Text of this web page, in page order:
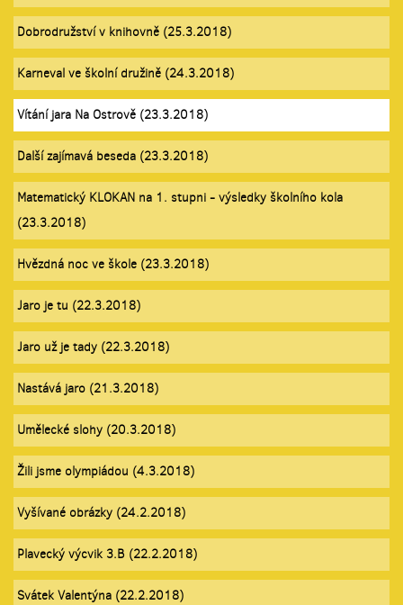
Dobrodružství v knihovně (25.3.2018)
Karneval ve školní družině (24.3.2018)
Vítání jara Na Ostrově (23.3.2018)
Další zajímavá beseda (23.3.2018)
Matematický KLOKAN na 1. stupni - výsledky školního kola
(23.3.2018)
Hvězdná noc ve škole (23.3.2018)
Jaro je tu (22.3.2018)
Jaro už je tady (22.3.2018)
Nastává jaro (21.3.2018)
Umělecké slohy (20.3.2018)
Žili jsme olympiádou (4.3.2018)
Vyšívané obrázky (24.2.2018)
Plavecký výcvik 3.B (22.2.2018)
Svátek Valentýna (22.2.2018)